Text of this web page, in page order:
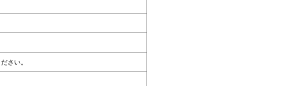
さい。